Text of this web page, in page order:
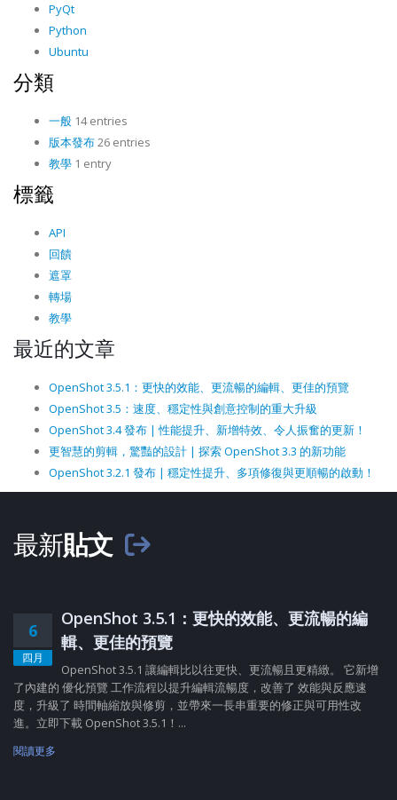
PyQt
Python
Ubuntu
分類
一般 14 entries
版本發布26 entries
教學 1 entry
標籤
API
回饋
遮罩
轉場
教學
最近的文章
OpenShot 3.5.1：更快的效能、更流暢的編輯、更佳的預覽
OpenShot 3.5：速度、穩定性與創意控制的重大升級
OpenShot 3.4 發布 | 性能提升、新增特效、令人振奮的更新！
更智慧的剪輯，驚豔的設計 | 探索 OpenShot 3.3 的新功能
OpenShot 3.2.1 發布 | 穩定性提升、多項修復與更順暢的啟動！
最新貼文
6
四月
OpenShot 3.5.1：更快的效能、更流暢的編
輯、更佳的預覽
OpenShot 3.5.1 讓編輯比以往更快、更流暢且更精緻。 它新增
了內建的 優化預覽 工作流程以提升編輯流暢度，改善了 效能與反應速
度，升級了 時間軸縮放與修剪，並帶來一長串重要的修正與可用性改
進。立即下載 OpenShot 3.5.1！...
閱讀更多